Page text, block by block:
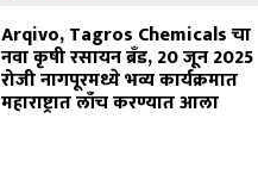
Arqivo, Tagros Chemicals चा
नवा कृषी रसायन ब्रँड, 20 जून 2025
रोजी नागपूरमध्ये भव्य कार्यक्रमात
महाराष्ट्रात लाँच करण्यात आला